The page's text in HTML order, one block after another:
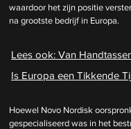
waardoor het zijn positie
na grootste bedrijf in Europa.
Lees ook: Van
Is Europa een Tikkende
Hoewel Novo Nordisk
gespecialiseerd was in het